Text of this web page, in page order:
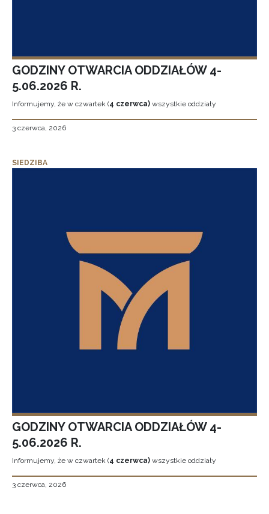
GODZINY OTWARCIA ODDZIAŁÓW 4-
5.06.2026 R.
Informujemy, że w czwartek (4 czerwca) wszystkie oddziały
3 czerwca, 2026
SIEDZIBA
GODZINY OTWARCIA ODDZIAŁÓW 4-
5.06.2026 R.
Informujemy, że w czwartek (4 czerwca) wszystkie oddziały
3 czerwca, 2026